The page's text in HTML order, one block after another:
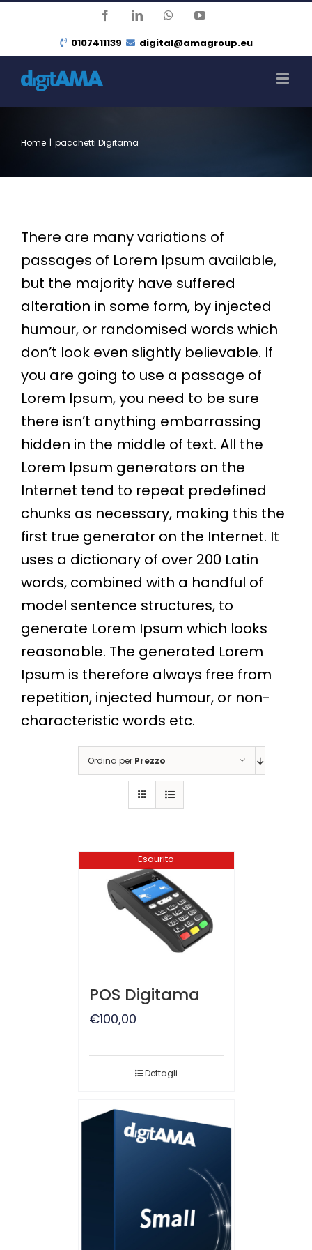
contenuto
FacebookLinkedInWhatsAppYouTube
0107411139 digital@amagroup.eu
Home | pacchetti Digitama
There are many variations of
passages of Lorem Ipsum available,
but the majority have suffered
alteration in some form, by injected
humour, or randomised words which
don’t look even slightly believable. If
you are going to use a passage of
Lorem Ipsum, you need to be sure
there isn’t anything embarrassing
hidden in the middle of text. All the
Lorem Ipsum generators on the
Internet tend to repeat predefined
chunks as necessary, making this the
first true generator on the Internet. It
uses a dictionary of over 200 Latin
words, combined with a handful of
model sentence structures, to
generate Lorem Ipsum which looks
reasonable. The generated Lorem
Ipsum is therefore always free from
repetition, injected humour, or non-
characteristic words etc.
Ordina per Prezzo
Esaurito
POS Digitama
€100,00
Dettagli